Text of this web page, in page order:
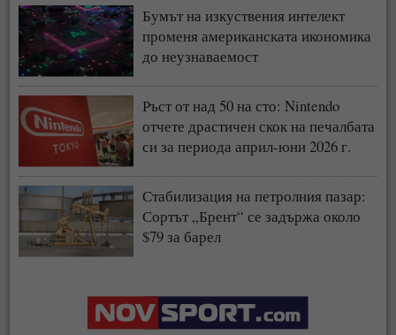
Бумът на изкуствения интелект
променя американската икономика
до неузнаваемост
Ръст от над 50 на сто: Nintendo
отчете драстичен скок на печалбата
си за периода април-юни 2026 г.
Стабилизация на петролния пазар:
Сортът „Брент“ се задържа около
$79 за барел